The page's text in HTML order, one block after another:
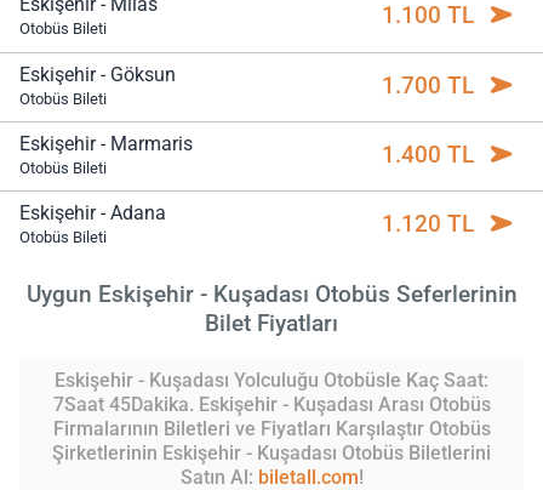
Eskişehir - Milas
Otobüs Bileti 1.100 TL
Eskişehir - Göksun
Otobüs Bileti 1.700 TL
Eskişehir - Marmaris
Otobüs Bileti 1.400 TL
Eskişehir - Adana
Otobüs Bileti 1.120 TL
Uygun Eskişehir - Kuşadası Otobüs Seferlerinin
Bilet Fiyatları
Eskişehir - Kuşadası Yolculuğu Otobüsle Kaç Saat:
7Saat 45Dakika. Eskişehir - Kuşadası Arası Otobüs
Firmalarının Biletleri ve Fiyatları Karşılaştır Otobüs
Şirketlerinin Eskişehir - Kuşadası Otobüs Biletlerini
Satın Al: biletall.com!